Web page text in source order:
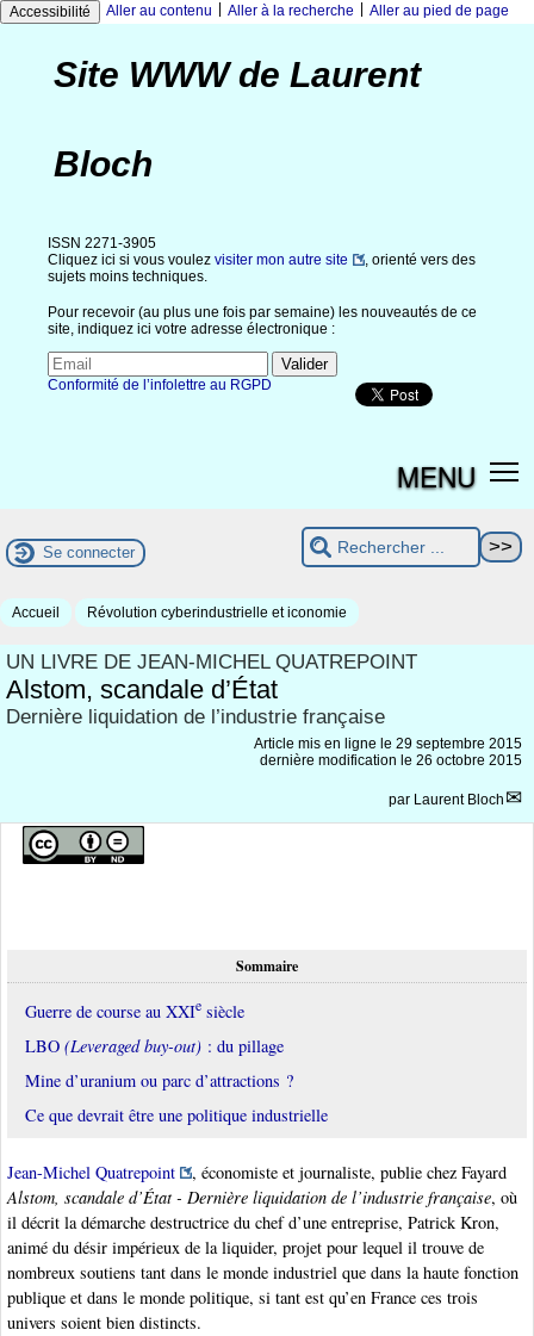
Accessibilité Aller au contenu Aller à la recherche Aller au pied de page
Site WWW de Laurent
Bloch
ISSN 2271-3905
Cliquez ici si vous voulez visiter mon autre site
, orienté vers des
sujets moins techniques.
Pour recevoir (au plus une fois par semaine) les nouveautés de ce
site, indiquez ici votre adresse électronique :
Conformité de l’infolettre au RGPD
MENU
Se connecter
Accueil Révolution cyberindustrielle et iconomie
UN LIVRE DE JEAN-MICHEL QUATREPOINT
Alstom, scandale d’État
Dernière liquidation de l’industrie française
Article mis en ligne le 29 septembre 2015
dernière modification le 26 octobre 2015
par Laurent Bloch
Sommaire
Guerre de course au XXIe siècle
LBO (Leveraged buy-out) : du pillage
Mine d’uranium ou parc d’attractions ?
Ce que devrait être une politique industrielle
Jean-Michel Quatrepoint
, économiste et journaliste, publie chez Fayard
Alstom, scandale d’État - Dernière liquidation de l’industrie française, où
il décrit la démarche destructrice du chef d’une entreprise, Patrick Kron,
animé du désir impérieux de la liquider, projet pour lequel il trouve de
nombreux soutiens tant dans le monde industriel que dans la haute fonction
publique et dans le monde politique, si tant est qu’en France ces trois
univers soient bien distincts.